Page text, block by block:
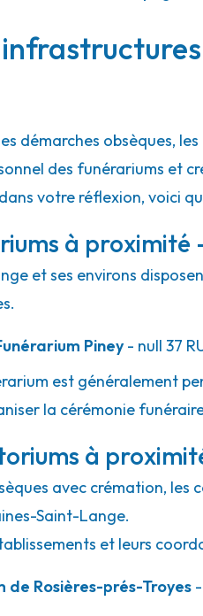
démarches obsèques,
des funérariums et
votre réflexion, voici
à
et ses environs
Piney- null 37
est généralement
la cérémonie
à
avec crémation,
Saint-Lange.
et leurs
de Rosières-prés-Troyes